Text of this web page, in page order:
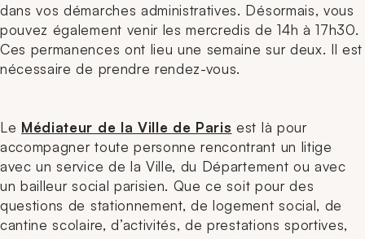
dans vos démarches administratives. Désormais, vous
pouvez également venir les mercredis de 14h à 17h30.
Ces permanences ont lieu une semaine sur deux. Il est
nécessaire de prendre rendez-vous.
Le Médiateur de la Ville de Paris est là pour
accompagner toute personne rencontrant un litige
avec un service de la Ville, du Département ou avec
un bailleur social parisien. Que ce soit pour des
questions de stationnement, de logement social, de
cantine scolaire, d’activités, de prestations sportives,